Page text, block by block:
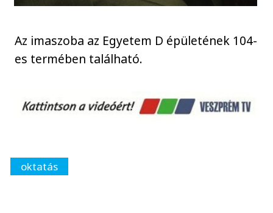
Az imaszoba az Egyetem D épületének 104-
es termében található.
oktatás